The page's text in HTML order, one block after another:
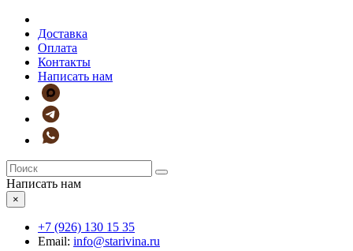
Доставка
Оплата
Контакты
Написать нам
Написать нам
×
+7 (926) 130 15 35
Email: info@starivina.ru